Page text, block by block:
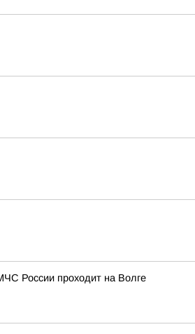
России проходит на Волге